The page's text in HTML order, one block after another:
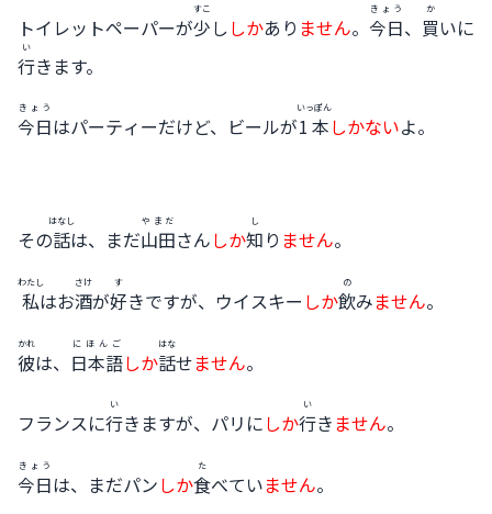
トイレットペーパーが少
すこ
し しかあり ません。 今日
きょう
、 買
か
いに
行
い
きます。
今日
きょう
はパーティーだけど、ビールが1本
いっぽん
しかないよ。
その話
はなし
は、まだ山田
やまだ
さんしか知
し
り ません。
私
わたし
はお酒
さけ
が好
す
きですが、ウイスキー しか飲
の
みません。
彼
かれ
は、 日本語
にほんご
しか話
はな
せません。
フランスに行
い
きますが、パリにしか行
い
き ません。
今日
きょう
は、まだパンしか食
た
べていません。